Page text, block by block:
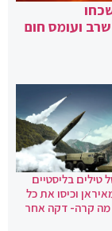
ועומס חום
טילים בליסטיים
וכיסו את כל
קרה- דקה אחר